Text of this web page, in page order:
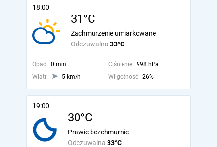
18:00
31°C
Odczuwalna 33°C
Zachmurzenie umiarkowane
Opad: 0 mm Ciśnienie: 998 hPa
Wiatr:
5 km/h Wilgotność: 26%
19:00
30°C
Odczuwalna 33°C
Prawie bezchmurnie